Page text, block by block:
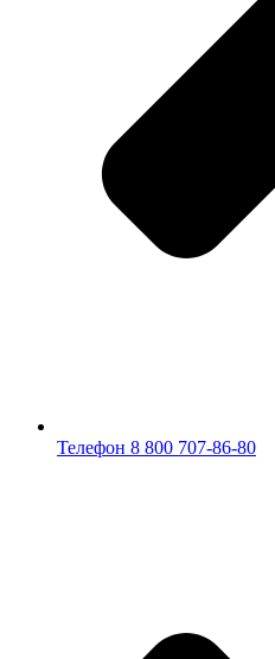
Телефон 8 800 707-86-80